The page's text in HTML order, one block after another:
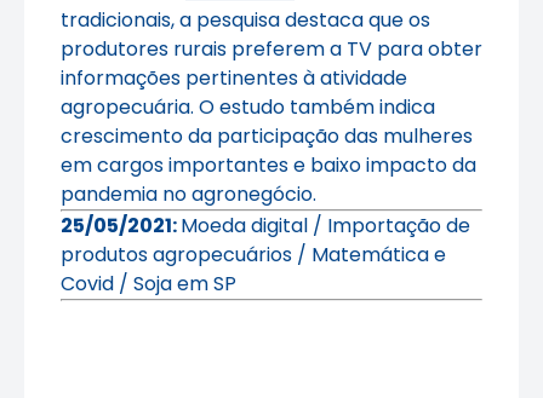
tradicionais, a pesquisa destaca que os
produtores rurais preferem a TV para obter
informações pertinentes à atividade
agropecuária. O estudo também indica
crescimento da participação das mulheres
em cargos importantes e baixo impacto da
pandemia no agronegócio.
25/05/2021:Moeda digital / Importação de
produtos agropecuários / Matemática e
Covid / Soja em SP